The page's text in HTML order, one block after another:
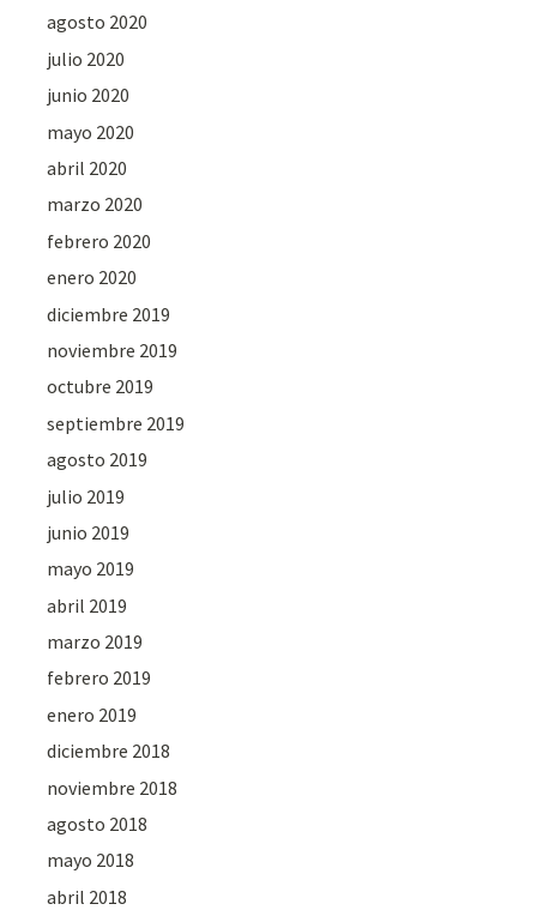
agosto 2020
julio 2020
junio 2020
mayo 2020
abril 2020
marzo 2020
febrero 2020
enero 2020
diciembre 2019
noviembre 2019
octubre 2019
septiembre 2019
agosto 2019
julio 2019
junio 2019
mayo 2019
abril 2019
marzo 2019
febrero 2019
enero 2019
diciembre 2018
noviembre 2018
agosto 2018
mayo 2018
abril 2018